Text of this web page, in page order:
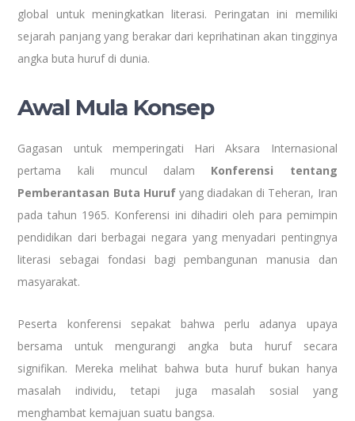
global untuk meningkatkan literasi. Peringatan ini memiliki
sejarah panjang yang berakar dari keprihatinan akan tingginya
angka buta huruf di dunia.
Awal Mula Konsep
Gagasan untuk memperingati Hari Aksara Internasional
pertama kali muncul dalam Konferensi tentang
Pemberantasan Buta Hurufyang diadakan di Teheran, Iran
pada tahun 1965. Konferensi ini dihadiri oleh para pemimpin
pendidikan dari berbagai negara yang menyadari pentingnya
literasi sebagai fondasi bagi pembangunan manusia dan
masyarakat.
Peserta konferensi sepakat bahwa perlu adanya upaya
bersama untuk mengurangi angka buta huruf secara
signifikan. Mereka melihat bahwa buta huruf bukan hanya
masalah individu, tetapi juga masalah sosial yang
menghambat kemajuan suatu bangsa.